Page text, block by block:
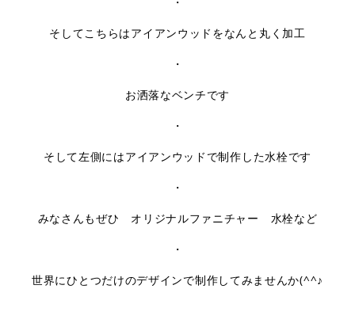
そしてこちらはアイアンウッドをなんと丸く加工
・
お洒落なベンチです
・
そして左側にはアイアンウッドで制作した水栓です
・
みなさんもぜひ オリジナルファニチャー 水栓など
・
世界にひとつだけのデザインで制作してみませんか(^^♪